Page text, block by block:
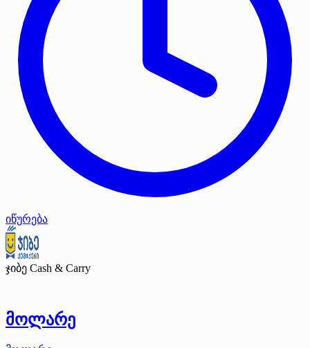
იწურება
ჯიბე Cash & Carry
მოლარე